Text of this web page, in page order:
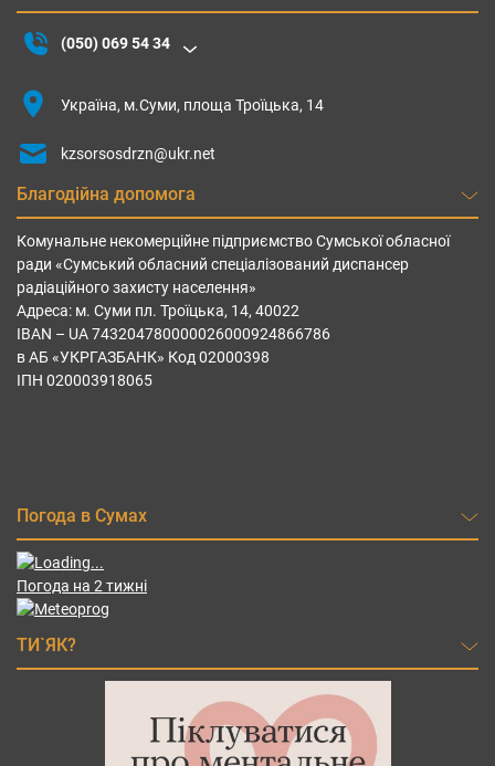
(050) 069 54 34
Україна, м.Суми, площа Троїцька, 14
kzsorsosdrzn@ukr.net
Благодійна допомога
Комунальне некомерційне підприємство Сумської обласної
ради «Сумський обласний спеціалізований диспансер
радіаційного захисту населення»
Адреса: м. Суми пл. Троїцька, 14, 40022
IBAN – UА 743204780000026000924866786
в АБ «УКРГАЗБАНК» Код 02000398
ІПН 020003918065
Погода в Сумах
Погода на 2 тижні
ТИ`ЯК?